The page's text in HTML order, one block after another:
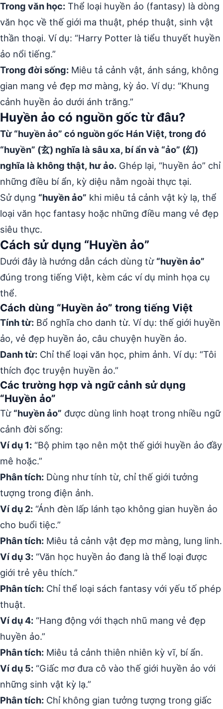
Trong văn học: Thể loại huyền ảo (fantasy) là dòng
văn học về thế giới ma thuật, phép thuật, sinh vật
thần thoại. Ví dụ: “Harry Potter là tiểu thuyết huyền
ảo nổi tiếng.”
Trong đời sống: Miêu tả cảnh vật, ánh sáng, không
gian mang vẻ đẹp mơ màng, kỳ ảo. Ví dụ: “Khung
cảnh huyền ảo dưới ánh trăng.”
Huyền ảo có nguồn gốc từ đâu?
Từ “huyền ảo” có nguồn gốc Hán Việt, trong đó
“huyền” (玄) nghĩa là sâu xa, bí ẩn và “ảo” (幻)
nghĩa là không thật, hư ảo. Ghép lại, “huyền ảo” chỉ
những điều bí ẩn, kỳ diệu nằm ngoài thực tại.
Sử dụng “huyền ảo” khi miêu tả cảnh vật kỳ lạ, thể
loại văn học fantasy hoặc những điều mang vẻ đẹp
siêu thực.
Cách sử dụng “Huyền ảo”
Dưới đây là hướng dẫn cách dùng từ “huyền ảo”
đúng trong tiếng Việt, kèm các ví dụ minh họa cụ
thể.
Cách dùng “Huyền ảo” trong tiếng Việt
Tính từ: Bổ nghĩa cho danh từ. Ví dụ: thế giới huyền
ảo, vẻ đẹp huyền ảo, câu chuyện huyền ảo.
Danh từ: Chỉ thể loại văn học, phim ảnh. Ví dụ: “Tôi
thích đọc truyện huyền ảo.”
Các trường hợp và ngữ cảnh sử dụng
“Huyền ảo”
Từ “huyền ảo” được dùng linh hoạt trong nhiều ngữ
cảnh đời sống:
Ví dụ 1: “Bộ phim tạo nên một thế giới huyền ảo đầy
mê hoặc.”
Phân tích: Dùng như tính từ, chỉ thế giới tưởng
tượng trong điện ảnh.
Ví dụ 2: “Ánh đèn lấp lánh tạo không gian huyền ảo
cho buổi tiệc.”
Phân tích: Miêu tả cảnh vật đẹp mơ màng, lung linh.
Ví dụ 3: “Văn học huyền ảo đang là thể loại được
giới trẻ yêu thích.”
Phân tích: Chỉ thể loại sách fantasy với yếu tố phép
thuật.
Ví dụ 4: “Hang động với thạch nhũ mang vẻ đẹp
huyền ảo.”
Phân tích: Miêu tả cảnh thiên nhiên kỳ vĩ, bí ẩn.
Ví dụ 5: “Giấc mơ đưa cô vào thế giới huyền ảo với
những sinh vật kỳ lạ.”
Phân tích: Chỉ không gian tưởng tượng trong giấc